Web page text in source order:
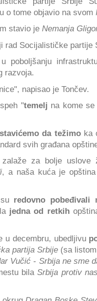
o tome objavio na svom
stavio je Nemanja
rad Socijalističke partije
poboljšanju
razvoja.
napisao je Tončev.
"temelj na kome
da težimo ka
svih građana
za bolje uslove
, a naša kuća je
redovno pobeđivali
jedna od retkih
u decembru, ubedljivu
partija Srbije (sa listom
Vučić - Srbija ne sme
bilaSrbija protiv